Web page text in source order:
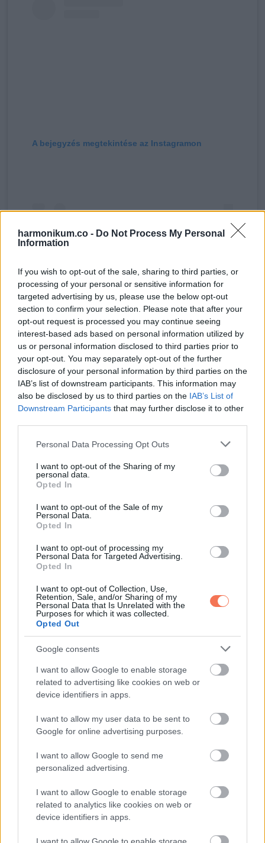
harmonikum.co - Do Not Process My Personal
Information
If you wish to opt-out of the sale, sharing to third parties, or
processing of your personal or sensitive information for
targeted advertising by us, please use the below opt-out
section to confirm your selection. Please note that after your
opt-out request is processed you may continue seeing
interest-based ads based on personal information utilized by
us or personal information disclosed to third parties prior to
your opt-out. You may separately opt-out of the further
disclosure of your personal information by third parties on the
IAB’s list of downstream participants. This information may
also be disclosed by us to third parties on the IAB’s List of
Downstream Participants that may further disclose it to other
Please note that this website/app uses one or more Google
not limited to your visit or usage behaviour. You may click to
grant or deny consent to Google and its third-party tags to
use your data for below specified purposes in below Google
consent section.
Personal Data Processing Opt Outs
I want to opt-out of the Sharing of my
personal data.
Opted In
I want to opt-out of the Sale of my
Personal Data.
Opted In
I want to opt-out of processing my
Personal Data for Targeted Advertising.
Opted In
I want to opt-out of Collection, Use,
Retention, Sale, and/or Sharing of my
Personal Data that Is Unrelated with the
Purposes for which it was collected.
Opted Out
Google consents
I want to allow Google to enable storage
related to advertising like cookies on web or
device identifiers in apps.
I want to allow my user data to be sent to
Google for online advertising purposes.
I want to allow Google to send me
personalized advertising.
I want to allow Google to enable storage
related to analytics like cookies on web or
device identifiers in apps.
A bejegyzés megtekintése az Instagramon
Szinetár Dóra Official (@szinetardora) által megosztott bejegyzés
Oszd meg ezt a posztot:
WhatsappRedditShare
via
Email
A mackó a málnásban zabál, a nyuszi a
folyó másik partján
KÖVETKEZŐ POSZT
16 online vásárlás, ami ablakon kidobott
pénz volt